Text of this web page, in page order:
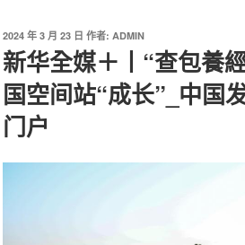
發
佈
於
2024 年 3 月 23 日 作者: ADMIN
新华全媒＋丨“查包養
国空间站“成长”_中国
门户